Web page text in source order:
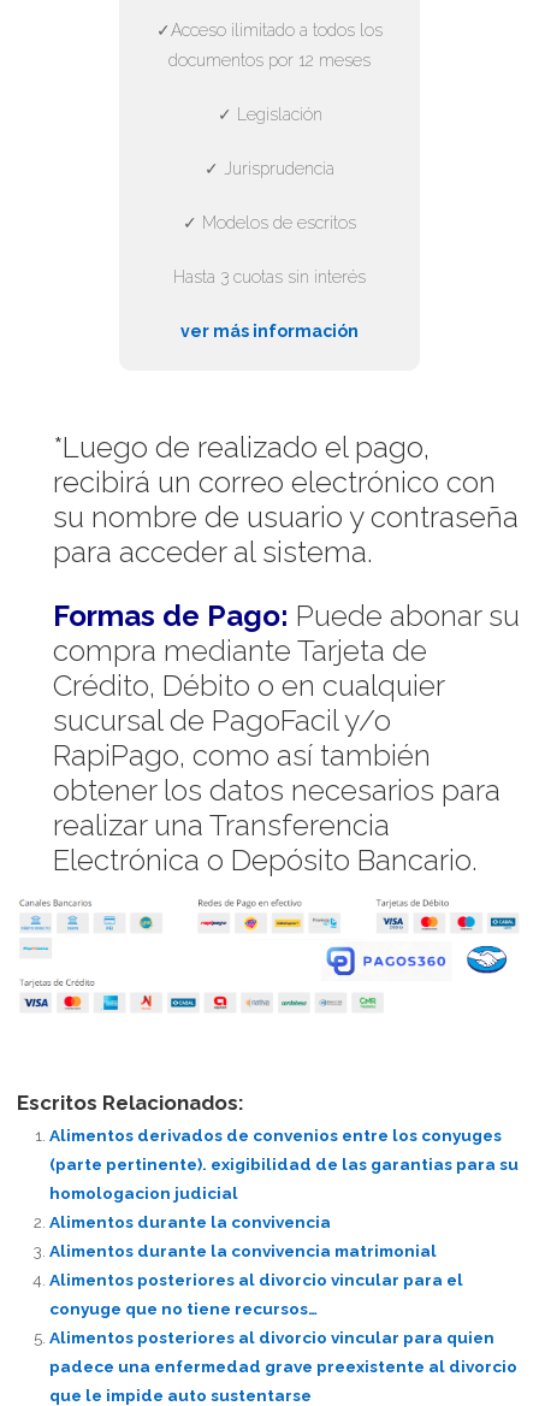
✓Acceso ilimitado a todos los
documentos por 12 meses
✓ Legislación
✓ Jurisprudencia
✓ Modelos de escritos
Hasta 3 cuotas sin interés
ver más información
*Luego de realizado el pago,
recibirá un correo electrónico con
su nombre de usuario y contraseña
para acceder al sistema.
Formas de Pago: Puede abonar su
compra mediante Tarjeta de
Crédito, Débito o en cualquier
sucursal de PagoFacil y/o
RapiPago, como así también
obtener los datos necesarios para
realizar una Transferencia
Electrónica o Depósito Bancario.
Escritos Relacionados:
Alimentos derivados de convenios entre los conyuges
(parte pertinente). exigibilidad de las garantias para su
homologacion judicial
Alimentos durante la convivencia
Alimentos durante la convivencia matrimonial
Alimentos posteriores al divorcio vincular para el
conyuge que no tiene recursos…
Alimentos posteriores al divorcio vincular para quien
padece una enfermedad grave preexistente al divorcio
que le impide auto sustentarse